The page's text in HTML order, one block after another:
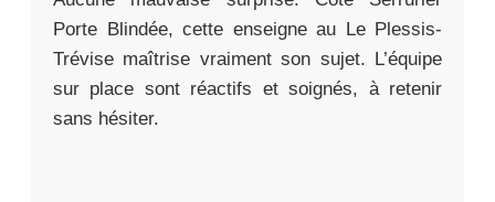
Porte Blindée, cette enseigne au Le Plessis-
Trévise maîtrise vraiment son sujet. L’équipe
sur place sont réactifs et soignés, à retenir
sans hésiter.